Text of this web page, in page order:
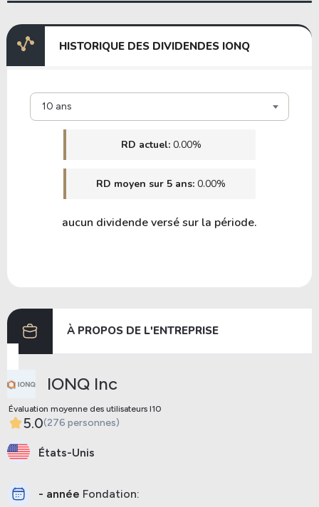
HISTORIQUE DES DIVIDENDES IONQ
10 ans
RD actuel: 0.00%
RD moyen sur 5 ans: 0.00%
aucun dividende versé sur la période.
À PROPOS DE L'ENTREPRISE
IONQ Inc
Évaluation moyenne des utilisateurs I10
5.0(276 personnes)
États-Unis
- année Fondation: